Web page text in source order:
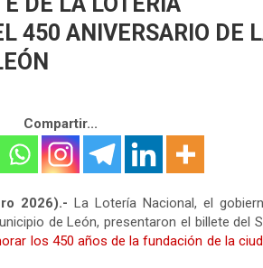
450 ANIVERSARIO DE
Compartir...
2026).- La Lotería Nacional, el
de León, presentaron el billete del
los 450 años de la fundación de la